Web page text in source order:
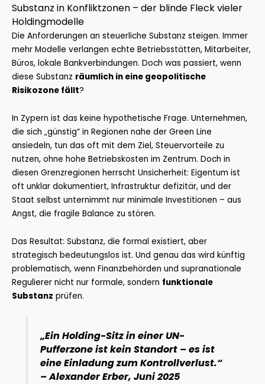
Substanz in Konfliktzonen – der blinde Fleck vieler
Holdingmodelle
Die Anforderungen an steuerliche Substanz steigen. Immer
mehr Modelle verlangen echte Betriebsstätten, Mitarbeiter,
Büros, lokale Bankverbindungen. Doch was passiert, wenn
diese Substanz räumlich in eine geopolitische
Risikozone fällt?
In Zypern ist das keine hypothetische Frage. Unternehmen,
die sich „günstig“ in Regionen nahe der Green Line
ansiedeln, tun das oft mit dem Ziel, Steuervorteile zu
nutzen, ohne hohe Betriebskosten im Zentrum. Doch in
diesen Grenzregionen herrscht Unsicherheit: Eigentum ist
oft unklar dokumentiert, Infrastruktur defizitär, und der
Staat selbst unternimmt nur minimale Investitionen – aus
Angst, die fragile Balance zu stören.
Das Resultat: Substanz, die formal existiert, aber
strategisch bedeutungslos ist. Und genau das wird künftig
problematisch, wenn Finanzbehörden und supranationale
Regulierer nicht nur formale, sondern funktionale
Substanz prüfen.
„Ein Holding-Sitz in einer UN-
Pufferzone ist kein Standort – es ist
eine Einladung zum Kontrollverlust.“
– Alexander Erber, Juni 2025